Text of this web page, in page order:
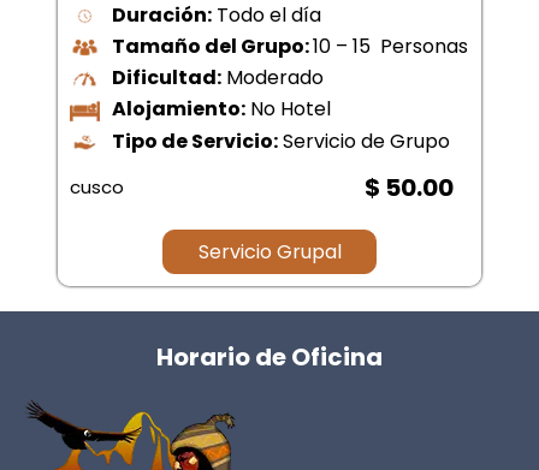
Tamaño del Grupo:10 – 20
Personas
Dificultad:Moderado
Tipo de Servicio: Servicio de Grupo –
Privado
cusco $ 70.00
Servicio Grupal
Horario de Oficina